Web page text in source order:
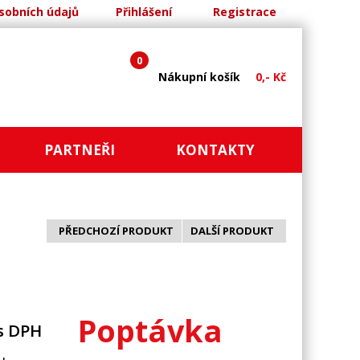
údajů Přihlášení Registrace
Nákupní košík 0,- Kč
0
PARTNEŘI KONTAKTY
DALŠÍ PRODUKT
PŘEDCHOZÍ PRODUKT
DPH Poptávka